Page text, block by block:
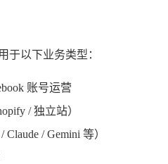
于以下业务类型：
账号运营
/ 独立站）
/ Claude / Gemini 等）